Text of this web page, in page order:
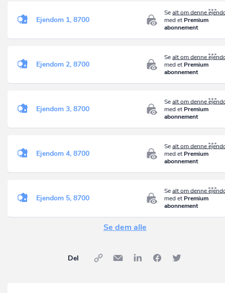
Sealt om denne
med et Premium
abonnement
Ejendom 1, 8700
Sealt om denne
med et Premium
abonnement
Ejendom 2, 8700
Sealt om denne
med et Premium
abonnement
Ejendom 3, 8700
Sealt om denne
med et Premium
abonnement
Ejendom 4, 8700
Sealt om denne
med et Premium
abonnement
Ejendom 5, 8700
Se dem alle
Del